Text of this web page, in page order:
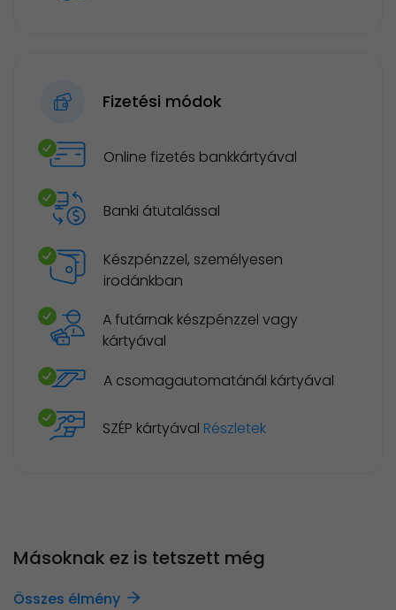
Fizetési módok
Online fizetés bankkártyával
Banki átutalással
Készpénzzel, személyesen
irodánkban
A futárnak készpénzzel vagy
kártyával
A csomagautomatánál kártyával
SZÉP kártyával Részletek
Másoknak ez is tetszett még
Összes élmény